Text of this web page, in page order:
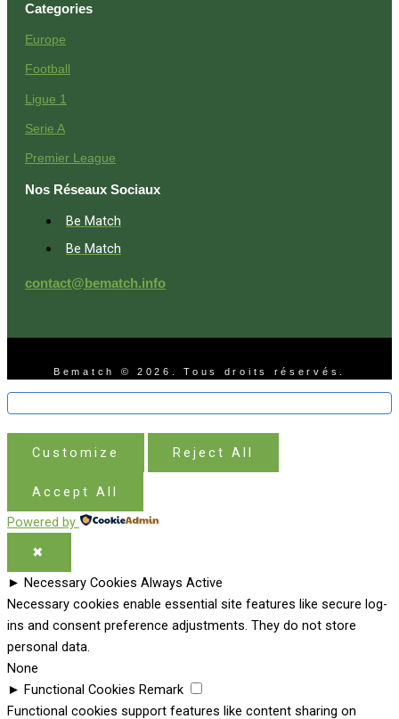
Categories
Europe
Football
Ligue 1
Serie A
Premier League
Nos Réseaux Sociaux
Be Match
Be Match
contact@bematch.info
Bematch © 2026. Tous droits réservés.
Customize Reject All
Accept All
Powered by
✖
► Necessary Cookies Always Active
Necessary cookies enable essential site features like secure log-
ins and consent preference adjustments. They do not store
personal data.
None
► Functional Cookies Remark
Functional cookies support features like content sharing on